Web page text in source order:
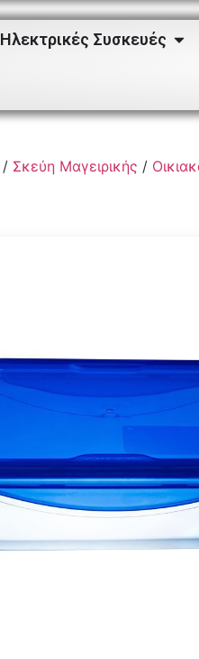
Ηλεκτρικές Συσκευές
/ Σκεύη Μαγειρικής /